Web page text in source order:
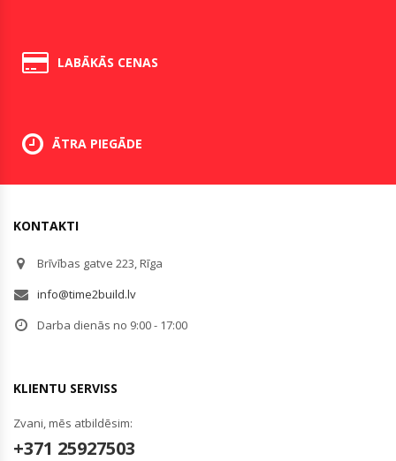
LABĀKĀS CENAS
ĀTRA PIEGĀDE
KONTAKTI
Brīvības gatve 223, Rīga
info@time2build.lv
Darba dienās no 9:00 - 17:00
KLIENTU SERVISS
Zvani, mēs atbildēsim:
+371 25927503